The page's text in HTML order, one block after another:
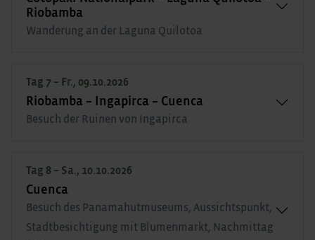
Riobamba
Wanderung an der Laguna Quilotoa
Tag 7 – Fr., 09.10.2026
Riobamba – Ingapirca – Cuenca
Besuch der Ruinen von Ingapirca
Tag 8 – Sa., 10.10.2026
Cuenca
Besuch des Panamahutmuseums, Aussichtspunkt,
Stadtbesichtigung mit Blumenmarkt, Nachmittag